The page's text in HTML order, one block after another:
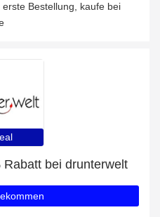
Bestellung, kaufe bei
bei drunterwelt